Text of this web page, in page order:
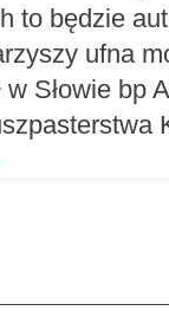
to będzie
ufna
Słowie bp